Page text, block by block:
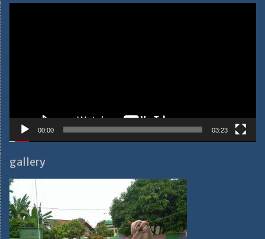
00:00 03:23
gallery